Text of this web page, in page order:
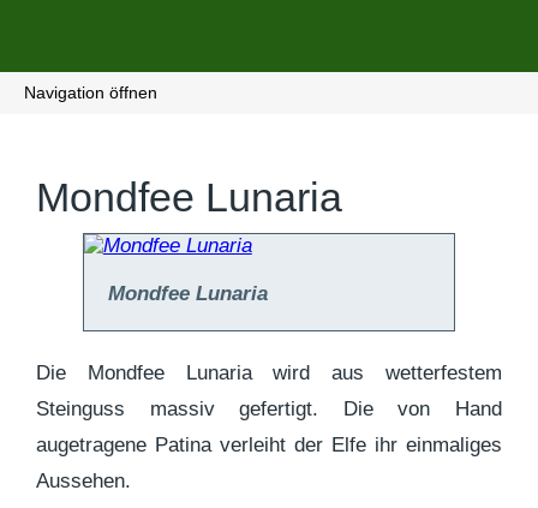
Navigation öffnen
Mondfee Lunaria
Mondfee Lunaria
Die Mondfee Lunaria wird aus wetterfestem
Steinguss massiv gefertigt. Die von Hand
augetragene Patina verleiht der Elfe ihr einmaliges
Aussehen.